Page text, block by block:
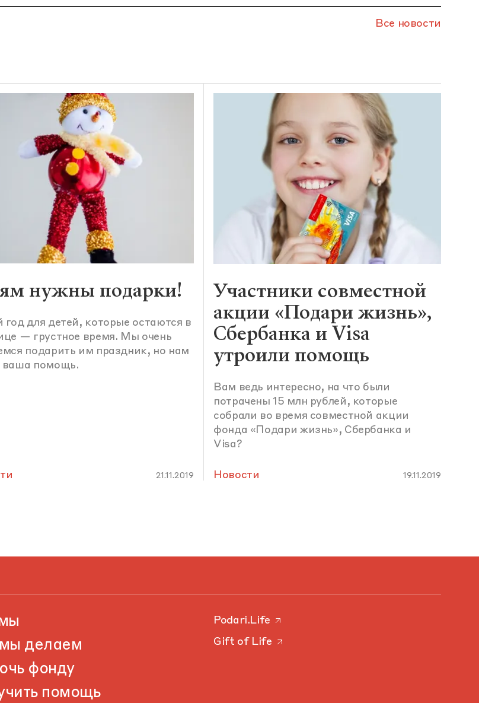
Все новости
нужны подарки!
год для детей, которые остаются в
— грустное время. Мы очень
подарить им праздник, но нам
ваша помощь.
21.11.2019
Участники совместной
акции «Подари жизнь»,
Сбербанка и Visa
утроили помощь
Вам ведь интересно, на что были
потрачены 15 млн рублей, которые
собрали во время совместной акции
фонда «Подари жизнь», Сбербанка и
Visa?
Новости 19.11.2019
делаем
фонду
помощь
Podari.Life
Gift of Life